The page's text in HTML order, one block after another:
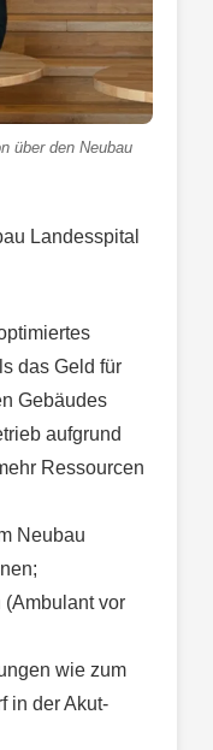
über den Neubau
Landesspital
das Geld für
Gebäudes
aufgrund
Ressourcen
Neubau
vor
wie zum
in der Akut-